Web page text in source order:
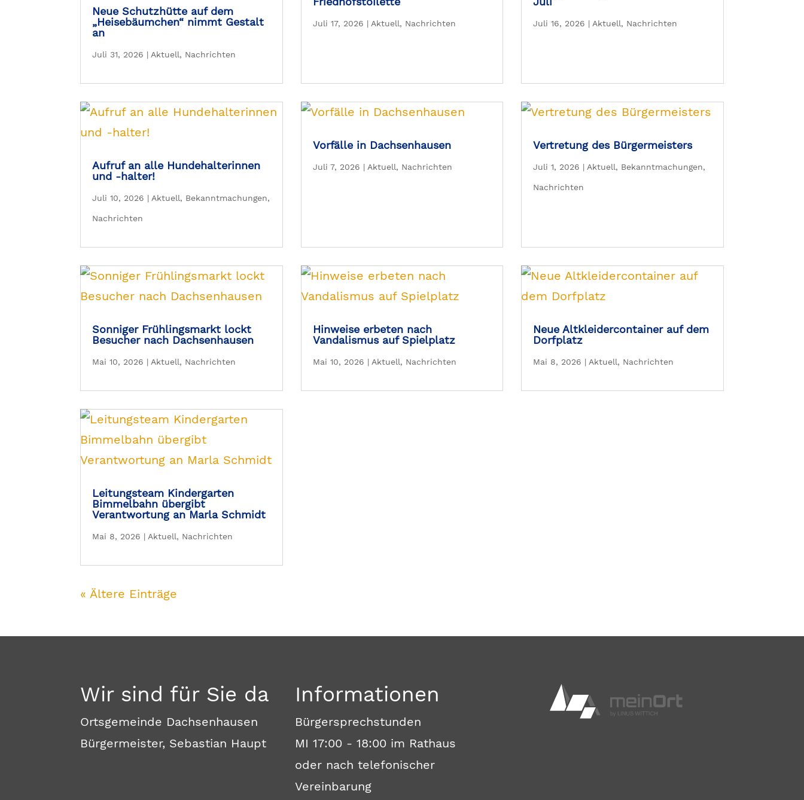
Neue Schutzhütte auf dem
„Heisebäumchen“ nimmt Gestalt
an
Juli 31, 2026 | Aktuell, Nachrichten
Juli 17, 2026 | Aktuell, Nachrichten Juli 16, 2026 | Aktuell, Nachrichten
Aufruf an alle Hundehalterinnen
und -halter!
Juli 10, 2026 | Aktuell, Bekanntmachungen,
Nachrichten
Vorfälle in Dachsenhausen
Juli 7, 2026 | Aktuell, Nachrichten
Vertretung des Bürgermeisters
Juli 1, 2026 | Aktuell, Bekanntmachungen,
Nachrichten
Sonniger Frühlingsmarkt lockt
Besucher nach Dachsenhausen
Mai 10, 2026 | Aktuell, Nachrichten
Hinweise erbeten nach
Vandalismus auf Spielplatz
Mai 10, 2026 | Aktuell, Nachrichten
Neue Altkleidercontainer auf dem
Dorfplatz
Mai 8, 2026 | Aktuell, Nachrichten
Leitungsteam Kindergarten
Bimmelbahn übergibt
Verantwortung an Marla Schmidt
Mai 8, 2026 | Aktuell, Nachrichten
« Ältere Einträge
Wir sind für Sie da
Ortsgemeinde Dachsenhausen
Bürgermeister, Sebastian Haupt
Informationen
Bürgersprechstunden
MI 17:00 - 18:00 im Rathaus
oder nach telefonischer
Vereinbarung